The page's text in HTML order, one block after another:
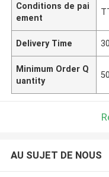
Conditions de pai
ement
Delivery Time
Minimum Order Q
uantity
AU SUJET DE NOUS